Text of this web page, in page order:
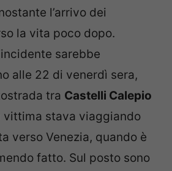
l’arrivo dei
la vita poco dopo.
sarebbe
alle 22 di venerdì sera,
tra Castelli Calepio
vittima stava viaggiando
verso Venezia, quando è
fatto. Sul posto sono